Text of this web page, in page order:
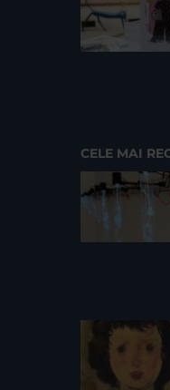
CELE MAI